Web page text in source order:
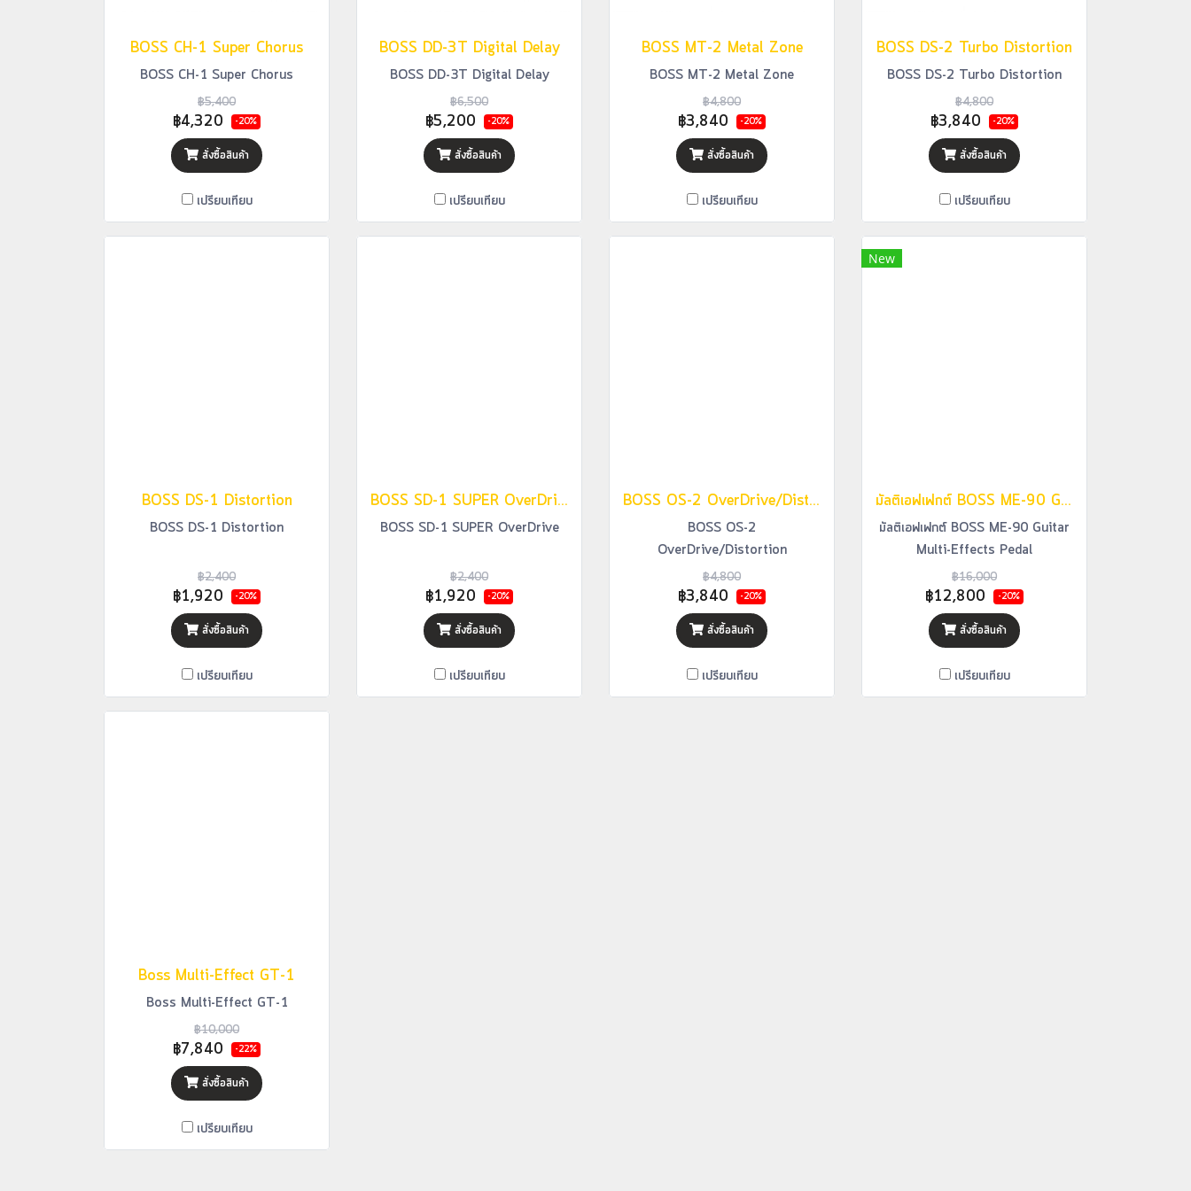
BOSS CH-1 Super Chorus
BOSS CH-1 Super Chorus
฿5,400
฿4,320 -20%
สั่งซื้อสินค้า
เปรียบเทียบ
BOSS DD-3T Digital Delay
BOSS DD-3T Digital Delay
฿6,500
฿5,200 -20%
สั่งซื้อสินค้า
เปรียบเทียบ
BOSS MT-2 Metal Zone
BOSS MT-2 Metal Zone
฿4,800
฿3,840 -20%
สั่งซื้อสินค้า
เปรียบเทียบ
BOSS DS-2 Turbo Distortion
BOSS DS-2 Turbo Distortion
฿4,800
฿3,840 -20%
สั่งซื้อสินค้า
เปรียบเทียบ
BOSS DS-1 Distortion
BOSS DS-1 Distortion
฿2,400
฿1,920 -20%
สั่งซื้อสินค้า
เปรียบเทียบ
BOSS SD-1 SUPER OverDrive
BOSS SD-1 SUPER OverDrive
฿2,400
฿1,920 -20%
สั่งซื้อสินค้า
เปรียบเทียบ
BOSS OS-2 OverDrive/Distortion
BOSS OS-2
OverDrive/Distortion
฿4,800
฿3,840 -20%
สั่งซื้อสินค้า
เปรียบเทียบ
New
มัลติเอฟเฟกต์ BOSS ME-90 Guitar Multi-Effects Pedal
มัลติเอฟเฟกต์ BOSS ME-90 Guitar
Multi-Effects Pedal
฿16,000
฿12,800 -20%
สั่งซื้อสินค้า
เปรียบเทียบ
Boss Multi-Effect GT-1
Boss Multi-Effect GT-1
฿10,000
฿7,840 -22%
สั่งซื้อสินค้า
เปรียบเทียบ